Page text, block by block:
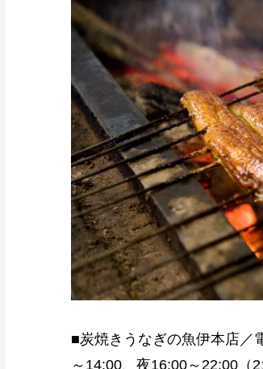
■炭焼きうなぎの魚伊本店
～14:00、夜16:00～22:00（